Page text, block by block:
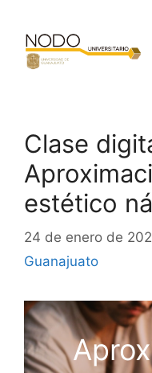
contenido
Clase
estético
24 de enero de
Guanajuato